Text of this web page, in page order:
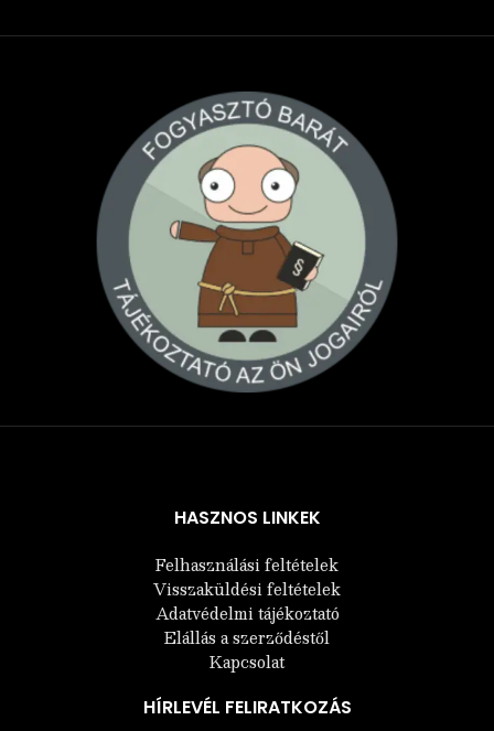
HASZNOS LINKEK
Felhasználási feltételek
Visszaküldési feltételek
Adatvédelmi tájékoztató
Elállás a szerződéstől
Kapcsolat
HÍRLEVÉL FELIRATKOZÁS